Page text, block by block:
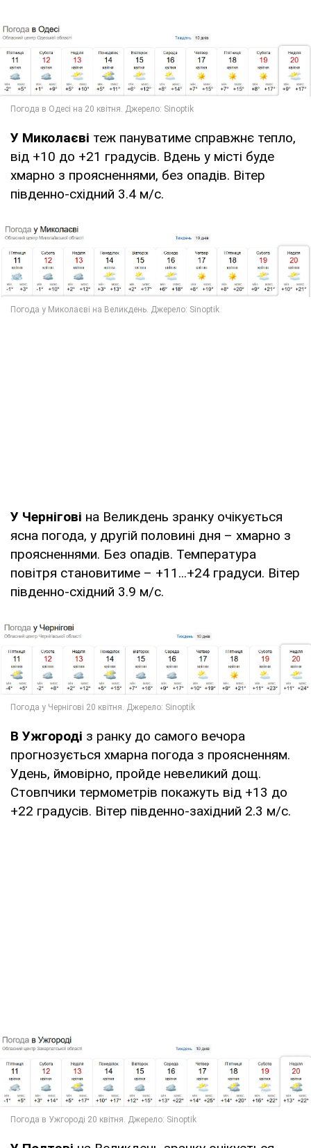
У Миколаєві теж пануватиме справжнє тепло,
від +10 до +21 градусів. Вдень у місті буде
хмарно з проясненнями, без опадів. Вітер
південно-східний 3.4 м/с.
У Чернігові на Великдень зранку очікується
ясна погода, у другій половині дня – хмарно з
проясненнями. Без опадів. Температура
повітря становитиме – +11...+24 градуси. Вітер
південно-східний 3.9 м/с.
В Ужгороді з ранку до самого вечора
прогнозується хмарна погода з проясненням.
Удень, ймовірно, пройде невеликий дощ.
Стовпчики термометрів покажуть від +13 до
+22 градусів. Вітер південно-західний 2.3 м/с.